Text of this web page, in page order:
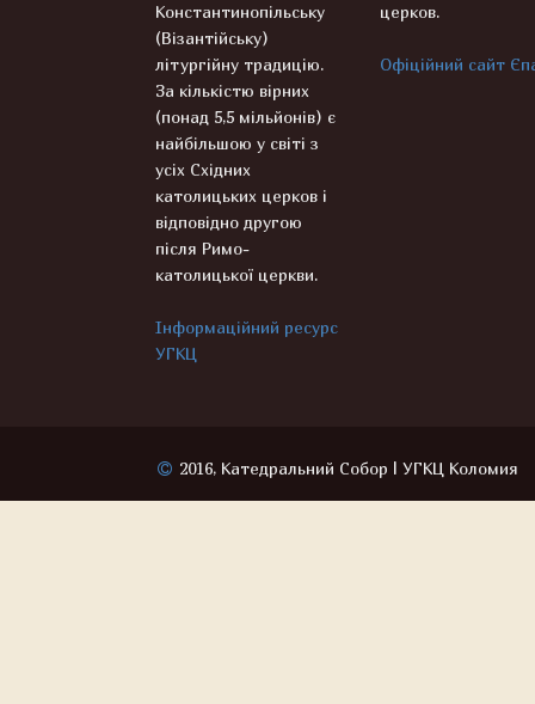
Константинопільську
(Візантійську)
літургійну традицію.
За кількістю вірних
(понад 5,5 мільйонів) є
найбільшою у світі з
усіх Східних
католицьких церков і
відповідно другою
після Римо-
католицької церкви.
Інформаційний ресурс
УГКЦ
церков.
Офіційний сайт
2016, Катедральний Собор | УГКЦ Коломия